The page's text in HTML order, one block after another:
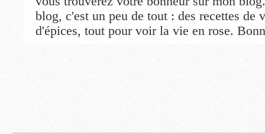
blog, c'est un peu de tout : des recettes de
d'épices, tout pour voir la vie en rose.